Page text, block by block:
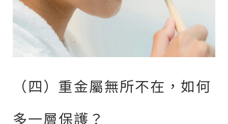
（四）重金屬無所不在，如何
多一層保護？